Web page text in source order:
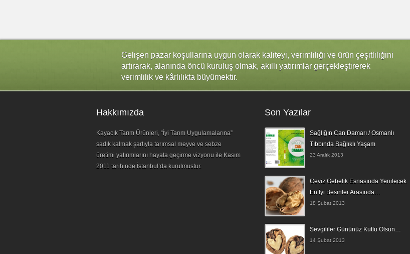
Gelişen pazar koşullarına uygun olarak kaliteyi, verimliliği ve ürün çeşitliliğini
artırarak, alanında öncü kuruluş olmak, akıllı yatırımlar gerçekleştirerek
verimlilik ve kârlılıkta büyümektir.
Hakkımızda
Kayacık Tarım Ürünleri, “İyi Tarım Uygulamalarına”
sadık kalmak şartıyla tarımsal meyve ve sebze
üretimi yatırımlarını hayata geçirme vizyonu ile Kasım
2011 tarihinde İstanbul’da kurulmustur.
Son Yazılar
Sağlığın Can Damarı / Osmanlı
Tıbbında Sağlıklı Yaşam
23 Aralık 2013
Ceviz Gebelik Esnasında Yenilecek
En İyi Besinler Arasında…
18 Şubat 2013
Sevgililer Gününüz Kutlu Olsun…
14 Şubat 2013